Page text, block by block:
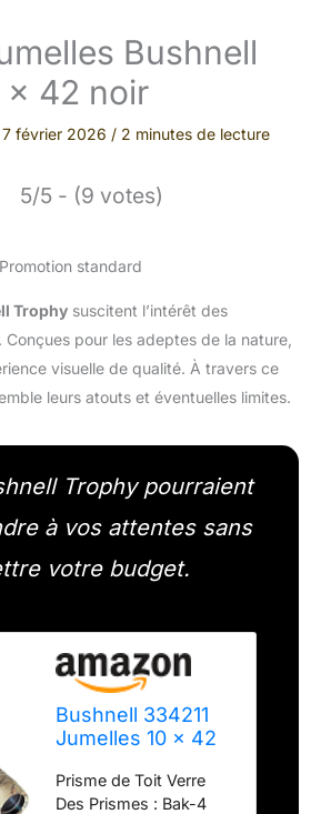
Bushnell
x 42 noir
7 février 2026 / 2 minutes de lecture
5/5 - (9 votes)
Trophy suscitent l’intérêt des
Conçues pour les adeptes de la nature,
visuelle de qualité. À travers ce
leurs atouts et éventuelles limites.
Trophy pourraient
à vos attentes sans
votre budget.
Bushnell 334211
Jumelles 10 x 42
Prisme de Toit Verre
Des Prismes : Bak-4